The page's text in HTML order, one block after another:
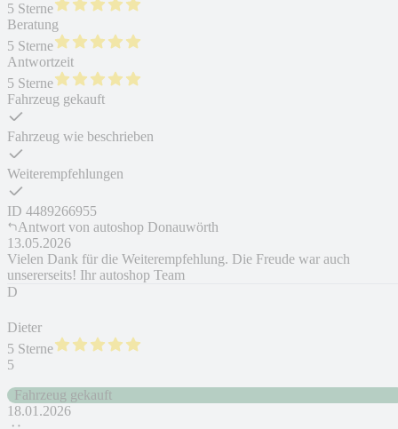
5 Sterne
Beratung
5 Sterne
Antwortzeit
5 Sterne
Fahrzeug gekauft
Fahrzeug wie beschrieben
Weiterempfehlungen
ID 4489266955
Antwort von autoshop Donauwörth
13.05.2026
Vielen Dank für die Weiterempfehlung. Die Freude war auch
unsererseits! Ihr autoshop Team
D
Dieter
5 Sterne
5
Fahrzeug gekauft
18.01.2026